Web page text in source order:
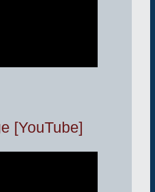
[YouTube]